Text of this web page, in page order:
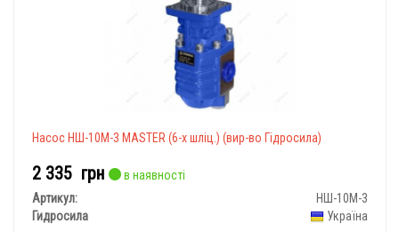
Насос НШ-10М-3 MASTER (6-х шліц.) (вир-во Гідросила)
2 335 грн
в наявності
Артикул:
НШ-10М-3
Гидросила
Україна